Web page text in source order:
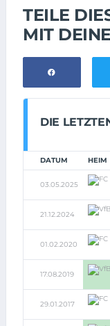
TEILE
MIT
DIE
DATUM HEIM
03.05.2025
21.12.2024
01.02.2020
17.08.2019
29.01.2017